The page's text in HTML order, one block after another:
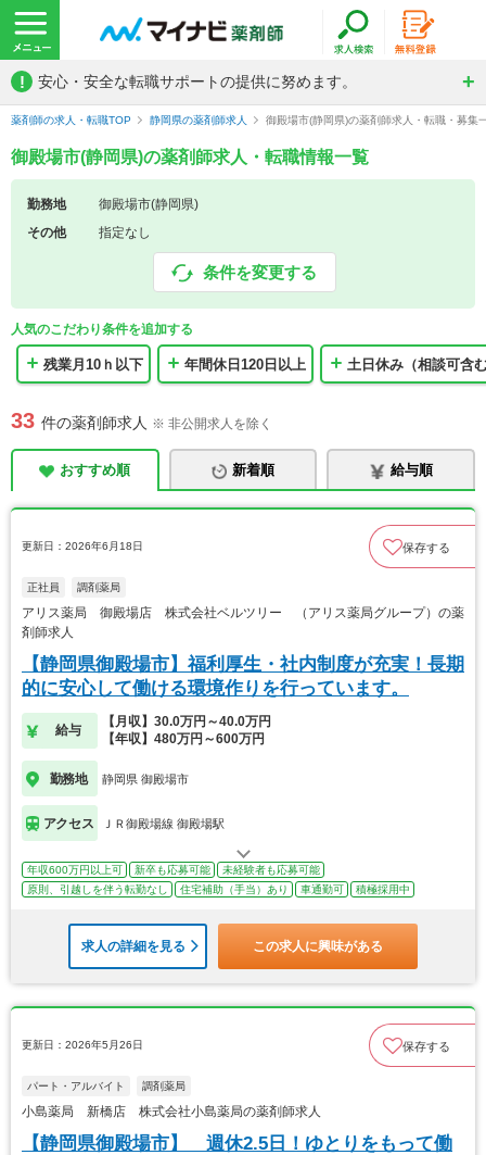
! 安心・安全な転職サポートの提供に努めます。
薬剤師の求人・転職TOP 静岡県の薬剤師求人 御殿場市(静岡県)の薬剤師求人・転職・募集
御殿場市(静岡県)の薬剤師求人・転職情報一覧
勤務地
御殿場市(静岡県)
その他
指定なし
条件を変更する
人気のこだわり条件を追加する
残業月10ｈ以下 年間休日120日以上 土日休み（相談可含
33 件の薬剤師求人 ※ 非公開求人を除く
おすすめ順 新着順 給与順
更新日：2026年6月18日 保存する
正社員 調剤薬局
アリス薬局 御殿場店 株式会社ベルツリー （アリス薬局グループ）の薬
剤師求人
【静岡県御殿場市】福利厚生・社内制度が充実！長期
的に安心して働ける環境作りを行っています。
給与
【月収】30.0万円～40.0万円
【年収】480万円～600万円
勤務地 静岡県 御殿場市
アクセス ＪＲ御殿場線 御殿場駅
年収600万円以上可 新卒も応募可能
未経験者も応募可能
原則、引越しを伴う転勤なし
住宅補助（手当）あり 車通勤可 積極採用中
求人の詳細を見る この求人に興味がある
更新日：2026年5月26日 保存する
パート・アルバイト 調剤薬局
小島薬局 新橋店 株式会社小島薬局の薬剤師求人
【静岡県御殿場市】 週休2.5日！ゆとりをもって働